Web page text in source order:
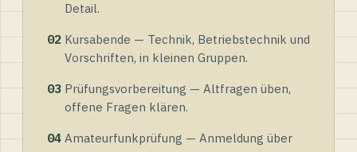
Detail.
02 Kursabende — Technik, Betriebstechnik und
Vorschriften, in kleinen Gruppen.
03 Prüfungsvorbereitung — Altfragen üben,
offene Fragen klären.
04 Amateurfunkprüfung — Anmeldung über